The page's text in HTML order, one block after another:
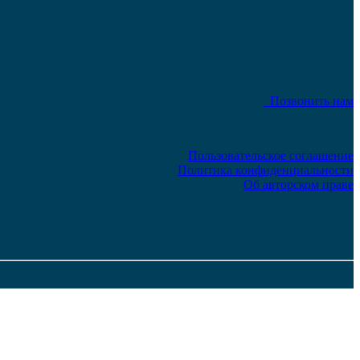
Позвонить нам
Пользовательское соглашение
Политика конфиденциальности
Об авторском праве